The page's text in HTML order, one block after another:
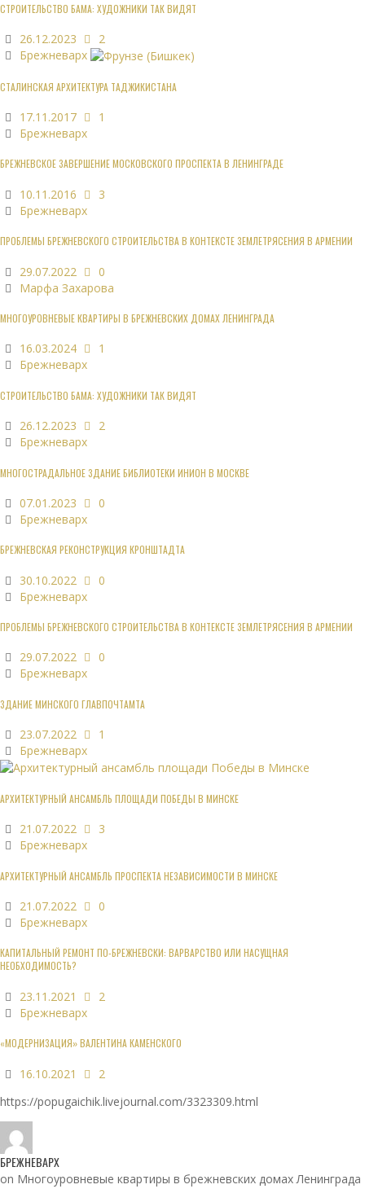
СТРОИТЕЛЬСТВО БАМА: ХУДОЖНИКИ ТАК ВИДЯТ
26.12.2023
2
Брежневарх
СТАЛИНСКАЯ АРХИТЕКТУРА ТАДЖИКИСТАНА
17.11.2017
1
Брежневарх
БРЕЖНЕВСКОЕ ЗАВЕРШЕНИЕ МОСКОВСКОГО ПРОСПЕКТА В ЛЕНИНГРАДЕ
10.11.2016
3
Брежневарх
ПРОБЛЕМЫ БРЕЖНЕВСКОГО СТРОИТЕЛЬСТВА В КОНТЕКСТЕ ЗЕМЛЕТРЯСЕНИЯ В АРМЕНИИ
29.07.2022
0
Марфа Захарова
МНОГОУРОВНЕВЫЕ КВАРТИРЫ В БРЕЖНЕВСКИХ ДОМАХ ЛЕНИНГРАДА
16.03.2024
1
Брежневарх
СТРОИТЕЛЬСТВО БАМА: ХУДОЖНИКИ ТАК ВИДЯТ
26.12.2023
2
Брежневарх
МНОГОСТРАДАЛЬНОЕ ЗДАНИЕ БИБЛИОТЕКИ ИНИОН В МОСКВЕ
07.01.2023
0
Брежневарх
БРЕЖНЕВСКАЯ РЕКОНСТРУКЦИЯ КРОНШТАДТА
30.10.2022
0
Брежневарх
ПРОБЛЕМЫ БРЕЖНЕВСКОГО СТРОИТЕЛЬСТВА В КОНТЕКСТЕ ЗЕМЛЕТРЯСЕНИЯ В АРМЕНИИ
29.07.2022
0
Брежневарх
ЗДАНИЕ МИНСКОГО ГЛАВПОЧТАМТА
23.07.2022
1
Брежневарх
АРХИТЕКТУРНЫЙ АНСАМБЛЬ ПЛОЩАДИ ПОБЕДЫ В МИНСКЕ
21.07.2022
3
Брежневарх
АРХИТЕКТУРНЫЙ АНСАМБЛЬ ПРОСПЕКТА НЕЗАВИСИМОСТИ В МИНСКЕ
21.07.2022
0
Брежневарх
КАПИТАЛЬНЫЙ РЕМОНТ ПО-БРЕЖНЕВСКИ: ВАРВАРСТВО ИЛИ НАСУЩНАЯ
НЕОБХОДИМОСТЬ?
23.11.2021
2
Брежневарх
«МОДЕРНИЗАЦИЯ» ВАЛЕНТИНА КАМЕНСКОГО
16.10.2021
2
https://popugaichik.livejournal.com/3323309.html
БРЕЖНЕВАРХ
on Многоуровневые квартиры в брежневских домах Ленинграда